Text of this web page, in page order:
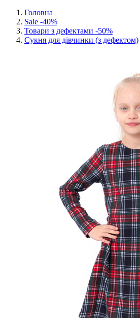
Головна
Sale -40%
Товари з дефектами -50%
Сукня для дівчинки (з дефектом)